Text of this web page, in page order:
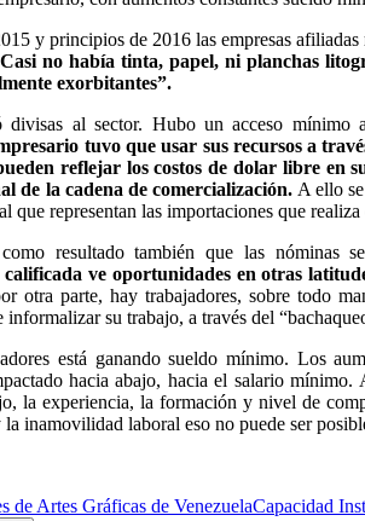
y principios de 2016 las empresas
Casi no había tinta, papel, ni planchas
exorbitantes”.
divisas al sector. Hubo un acceso
tuvo que usar sus recursos a
reflejar los costos de dolar libre en
de la cadena de comercialización. A ello
que representan las importaciones que
resultado también que las nóminas
ve oportunidades en otras
otra parte, hay trabajadores, sobre todo
su trabajo, a través del
está ganando sueldo mínimo. Los
hacia abajo, hacia el salario
la experiencia, la formación y nivel de
inamovilidad laboral eso no puede ser
de Artes Gráficas de VenezuelaCapacidad